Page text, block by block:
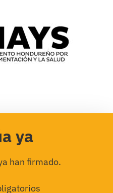
ya
han firmado.